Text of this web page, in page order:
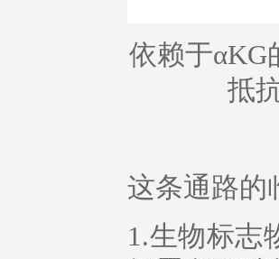
依赖于αKG
抵
这条通路的
1.生物标志